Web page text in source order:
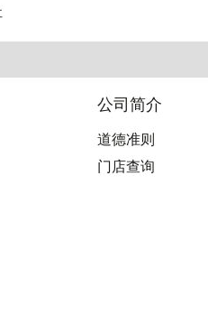
公司简介
道德准则
门店查询